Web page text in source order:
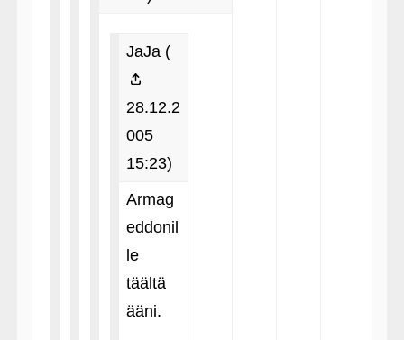
JaJa (
28.12.2
005
15:23)
Armag
eddonil
le
täältä
ääni.